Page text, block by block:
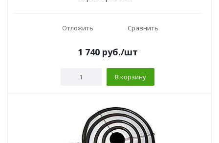
Отложить Сравнить
1 740 руб./шт
В корзину